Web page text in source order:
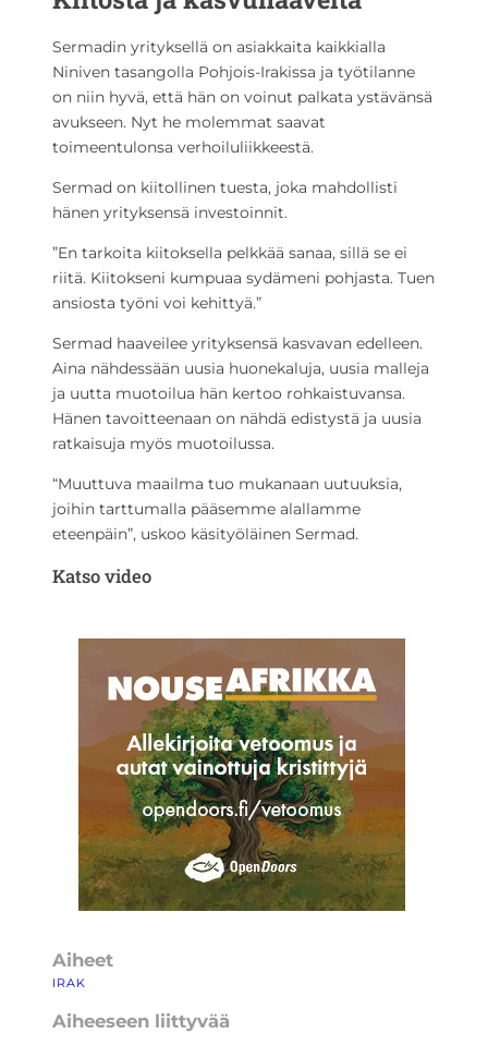
Sermadin yrityksellä on asiakkaita kaikkialla
Niniven tasangolla Pohjois-Irakissa ja työtilanne
on niin hyvä, että hän on voinut palkata ystävänsä
avukseen. Nyt he molemmat saavat
toimeentulonsa verhoiluliikkeestä.
Sermad on kiitollinen tuesta, joka mahdollisti
hänen yrityksensä investoinnit.
”En tarkoita kiitoksella pelkkää sanaa, sillä se ei
riitä. Kiitokseni kumpuaa sydämeni pohjasta. Tuen
ansiosta työni voi kehittyä.”
Sermad haaveilee yrityksensä kasvavan edelleen.
Aina nähdessään uusia huonekaluja, uusia malleja
ja uutta muotoilua hän kertoo rohkaistuvansa.
Hänen tavoitteenaan on nähdä edistystä ja uusia
ratkaisuja myös muotoilussa.
“Muuttuva maailma tuo mukanaan uutuuksia,
joihin tarttumalla pääsemme alallamme
eteenpäin”, uskoo käsityöläinen Sermad.
Katso video
Aiheet
IRAK
Aiheeseen liittyvää